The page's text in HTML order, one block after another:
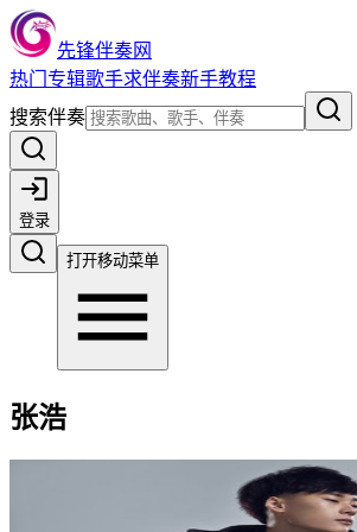
先锋伴奏网
热门 专辑歌手求伴奏新手教程
搜索伴奏
登录
打开移动菜单
张浩